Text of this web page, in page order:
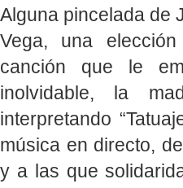
Alguna pincelada de
Vega, una
canción que le
inolvidable, la
interpretando
música en directo,
y a las que